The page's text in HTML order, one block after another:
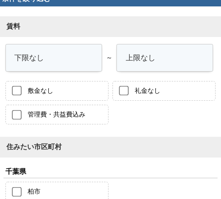
賃料
～
敷金なし 礼金なし
管理費・共益費込み
住みたい市区町村
千葉県
柏市